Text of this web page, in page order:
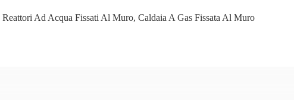
Reattori Ad Acqua Fissati Al Muro, Caldaia A Gas Fissata Al Muro